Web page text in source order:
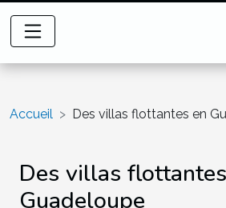
Accueil Des villas flottantes en
Des villas
Guadeloupe